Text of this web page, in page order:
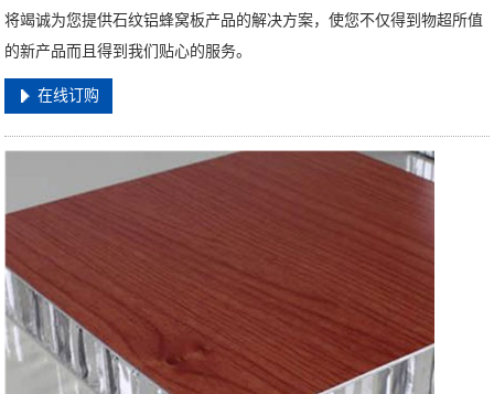
将竭诚为您提供石纹铝蜂窝板产品的解决方案，使您不仅得到物超所值
的新产品而且得到我们贴心的服务。
在线订购